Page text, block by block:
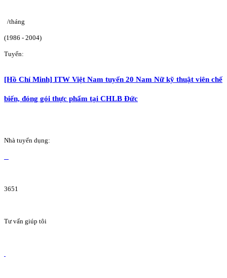
/tháng
(1986 - 2004)
Tuyển:
[Hồ Chí Minh] ITW Việt Nam tuyển 20 Nam Nữ kỹ thuật viên chế
biến, đóng gói thực phẩm tại CHLB Đức
Nhà tuyển dụng:
3651
Tư vấn giúp tôi